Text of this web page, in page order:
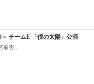
～ チームE 「僕の太陽」公演
杏...